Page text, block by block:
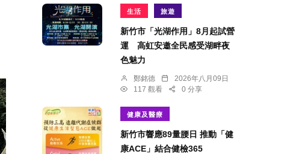
生活 旅遊
新竹市「光湖作用」8月起試營
運 高虹安邀全民感受湖畔夜
色魅力
鄭銘德
2026年八月09日
117 觀看
0 分享
健康及醫療
新竹市響應89量腰日 推動「健
康ACE」結合健檢365